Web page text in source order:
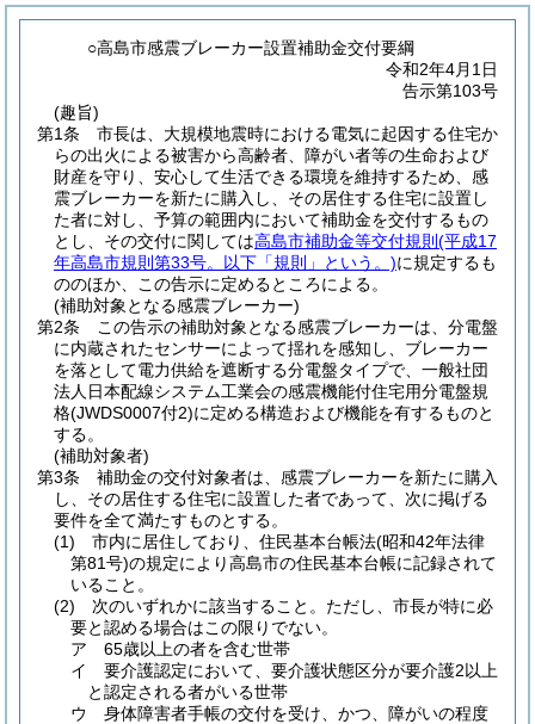
○高島市感震ブレーカー設置補助金交付要綱
令和2年4月1日
告示第103号
(趣旨)
第1条
市長は、大規模地震時における電気に起因する住宅か
らの出火による被害から高齢者、障がい者等の生命および
財産を守り、安心して生活できる環境を維持するため、感
震ブレーカーを新たに購入し、その居住する住宅に設置し
た者に対し、予算の範囲内において補助金を交付するもの
とし、その交付に関しては高島市補助金等交付規則 (平成17
年高島市規則第33号。以下「規則」という。)に規定するも
ののほか、この告示に定めるところによる。
(補助対象となる感震ブレーカー)
第2条
この告示の補助対象となる感震ブレーカーは、分電盤
に内蔵されたセンサーによって揺れを感知し、ブレーカー
を落として電力供給を遮断する分電盤タイプで、一般社団
法人日本配線システム工業会の感震機能付住宅用分電盤規
格(JWDS0007付2)に定める構造および機能を有するものと
する。
(補助対象者)
第3条
補助金の交付対象者は、感震ブレーカーを新たに購入
し、その居住する住宅に設置した者であって、次に掲げる
要件を全て満たすものとする。
(1)
市内に居住しており、住民基本台帳法(昭和42年法律
第81号)の規定により高島市の住民基本台帳に記録されて
いること。
(2)
次のいずれかに該当すること。 ただし、市長が特に必
要と認める場合はこの限りでない。
ア
65歳以上の者を含む世帯
イ
要介護認定において、要介護状態区分が要介護2以上
と認定される者がいる世帯
ウ
身体障害者手帳の交付を受け、かつ、障がいの程度